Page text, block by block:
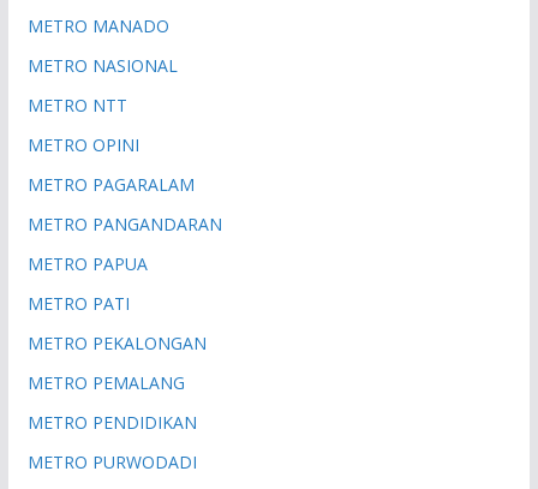
METRO MANADO
METRO NASIONAL
METRO NTT
METRO OPINI
METRO PAGARALAM
METRO PANGANDARAN
METRO PAPUA
METRO PATI
METRO PEKALONGAN
METRO PEMALANG
METRO PENDIDIKAN
METRO PURWODADI